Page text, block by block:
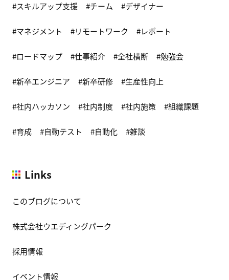
スキルアップ支援 チーム デザイナー
マネジメント リモートワーク レポート
ロードマップ 仕事紹介 全社横断 勉強会
新卒エンジニア 新卒研修 生産性向上
社内ハッカソン 社内制度 社内施策 組織課題
育成 自動テスト 自動化 雑談
Links
このブログについて
株式会社ウエディングパーク
採用情報
イベント情報